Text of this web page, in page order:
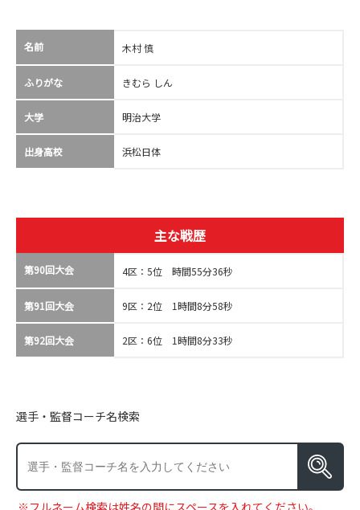
名前 木村 慎
ふりがな きむら しん
大学 明治大学
出身高校 浜松日体
主な戦歴
第90回大会 4区：5位 時間55分36秒
第91回大会 9区：2位 1時間8分58秒
第92回大会 2区：6位 1時間8分33秒
選手・監督コーチ名検索